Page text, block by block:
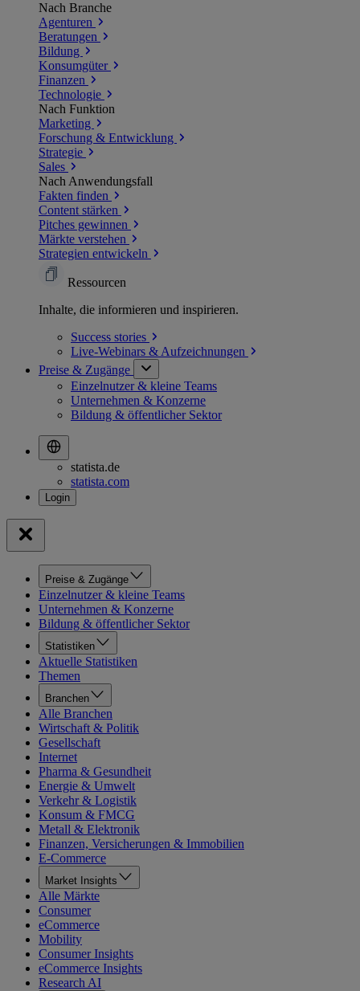
Nach Branche
Agenturen
Beratungen
Bildung
Konsumgüter
Finanzen
Technologie
Nach Funktion
Marketing
Forschung & Entwicklung
Strategie
Sales
Nach Anwendungsfall
Fakten finden
Content stärken
Pitches gewinnen
Märkte verstehen
Strategien entwickeln
Ressourcen
Inhalte, die informieren und inspirieren.
Success stories
Live-Webinars & Aufzeichnungen
Preise & Zugänge
Einzelnutzer & kleine Teams
Unternehmen & Konzerne
Bildung & öffentlicher Sektor
statista.de
statista.com
Preise & Zugänge
Einzelnutzer & kleine Teams
Unternehmen & Konzerne
Bildung & öffentlicher Sektor
Statistiken
Aktuelle Statistiken
Themen
Branchen
Alle Branchen
Wirtschaft & Politik
Gesellschaft
Internet
Pharma & Gesundheit
Energie & Umwelt
Verkehr & Logistik
Konsum & FMCG
Metall & Elektronik
Finanzen, Versicherungen & Immobilien
E-Commerce
Market Insights
Alle Märkte
Consumer
eCommerce
Mobility
Consumer Insights
eCommerce Insights
Research AI